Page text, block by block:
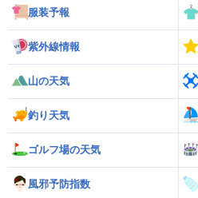
服装予報
紫外線情報
山の天気
釣り天気
ゴルフ場の天気
風邪予防指数